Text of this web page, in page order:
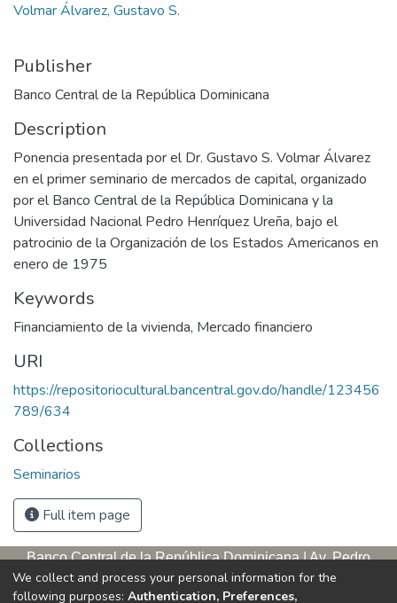
Volmar Álvarez, Gustavo S.
Publisher
Banco Central de la República Dominicana
Description
Ponencia presentada por el Dr. Gustavo S. Volmar Álvarez
en el primer seminario de mercados de capital, organizado
por el Banco Central de la República Dominicana y la
Universidad Nacional Pedro Henríquez Ureña, bajo el
patrocinio de la Organización de los Estados Americanos en
enero de 1975
Keywords
Financiamiento de la vivienda, Mercado financiero
URI
https://repositoriocultural.bancentral.gov.do/handle/123456
789/634
Collections
Seminarios
Full item page
Banco Central de la República Dominicana | Av. Pedro
Henríquez Ureña, esq. Av. Leopoldo Navarro. Antigua sede,
We collect and process your personal information for the
following purposes: Authentication, Preferences,